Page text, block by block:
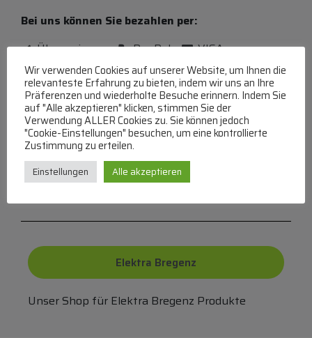
Bei uns können Sie bezahlen per:
Überweisung
PayPal
VISA
MasterCard
FAQ
Häufige Fragen zu unserer Website werden in
unserer FAQ beantwortet
Elektra Bregenz
Unser Shop für Elektra Bregenz Produkte
Wir verwenden Cookies auf unserer Website, um Ihnen die
relevanteste Erfahrung zu bieten, indem wir uns an Ihre
Präferenzen und wiederholte Besuche erinnern. Indem Sie
auf "Alle akzeptieren" klicken, stimmen Sie der
Verwendung ALLER Cookies zu. Sie können jedoch
"Cookie-Einstellungen" besuchen, um eine kontrollierte
Zustimmung zu erteilen.
Einstellungen Alle akzeptieren